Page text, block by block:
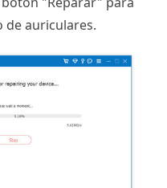
de auriculares.